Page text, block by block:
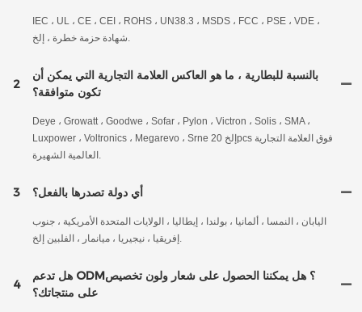
IEC ، UL ، CE ، CEI ، ROHS ، UN38.3 ، MSDS ، FCC ، PSE ، VDE ،
شهادة حزمة خطرة ، إلخ.
2
بالنسبة للبطارية ، ما هو العاكس العلامة التجارية التي يمكن أن
تكون متوافقة؟
Deye ، Growatt ، Goodwe ، Sofar ، Pylon ، Victron ، Solis ، SMA ،
Luxpower ، Voltronics ، Megarevo ، Srne إلخ 20pcs فوق العلامة التجارية
العالمية الشهيرة.
3 أي دولة تصدرها بالفعل؟
اليابان ، النمسا ، ألمانيا ، بولندا ، إيطاليا ، الولايات المتحدة الأمريكية ، جنوب
إفريقيا ، نيجيريا ، ميانمار ، الفلبين إلخ.
4
هل تدعم ODM؟ هل يمكننا الحصول على شعار ولون تخصيص
على منتجاتك؟